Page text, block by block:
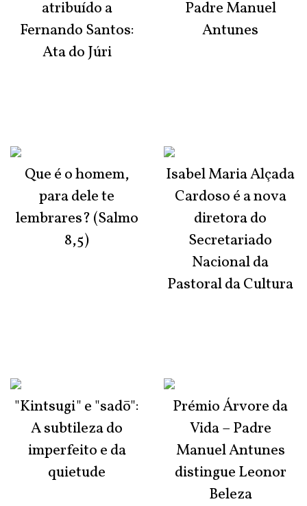
atribuído a
Fernando Santos:
Ata do Júri
Que é o homem,
para dele te
lembrares? (Salmo
8,5)
"Kintsugi" e "sadō":
A subtileza do
imperfeito e da
quietude
Padre Manuel
Antunes
Isabel Maria Alçada
Cardoso é a nova
diretora do
Secretariado
Nacional da
Pastoral da Cultura
Prémio Árvore da
Vida – Padre
Manuel Antunes
distingue Leonor
Beleza